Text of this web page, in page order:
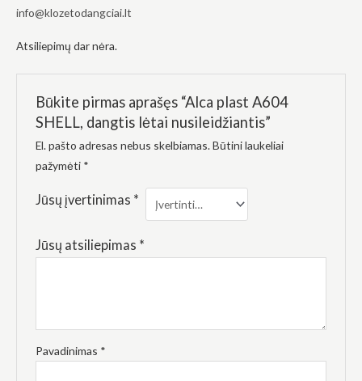
info@klozetodangciai.lt
Atsiliepimų dar nėra.
Būkite pirmas aprašęs “Alca plast A604
SHELL, dangtis lėtai nusileidžiantis”
El. pašto adresas nebus skelbiamas. Būtini laukeliai
pažymėti *
Jūsų įvertinimas *
Jūsų atsiliepimas *
Pavadinimas *